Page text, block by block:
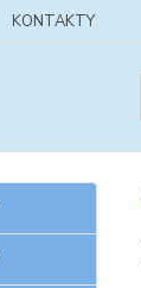
KONTAKTY